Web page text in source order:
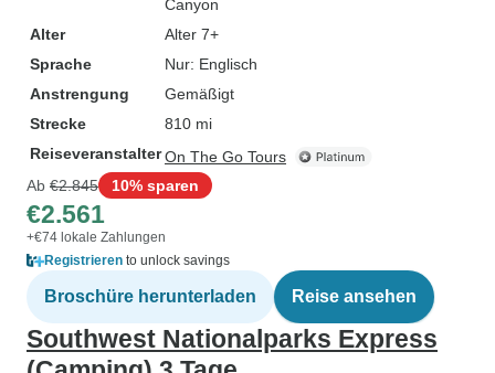
Canyon
Alter
Alter 7+
Sprache
Nur: Englisch
Anstrengung
Gemäßigt
Strecke
810 mi
ReiseveranstalterOn The Go Tours
Ab €2.845 10% sparen
€2.561
+€74 lokale Zahlungen
Registrieren to unlock savings
Broschüre herunterladen Reise ansehen
Southwest Nationalparks Express